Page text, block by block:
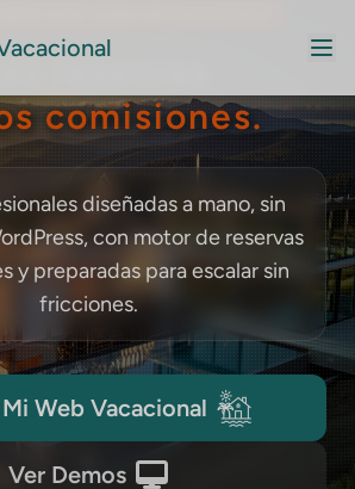
reservas
comisiones.
diseñadas a mano, sin
con motor de reservas
y preparadas para escalar sin
fricciones.
Web Vacacional
Ver Demos